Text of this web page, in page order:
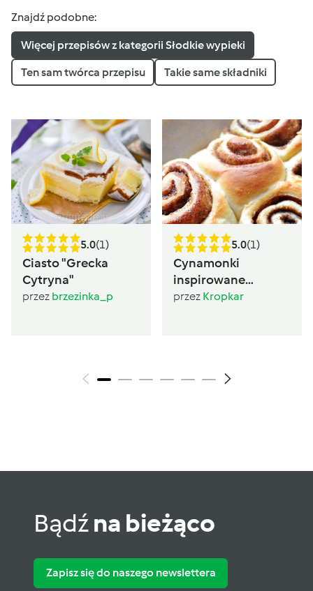
Znajdź podobne:
Więcej przepisów z kategorii Słodkie wypieki
Ten sam twórca przepisu Takie same składniki
5.0(1)
Ciasto "Grecka
Cytryna"
przez brzezinka_p
5.0(1)
Cynamonki
inspirowane
Sugarlady
przez Kropkar
Bądźna bieżąco
Zapisz się do naszego newslettera